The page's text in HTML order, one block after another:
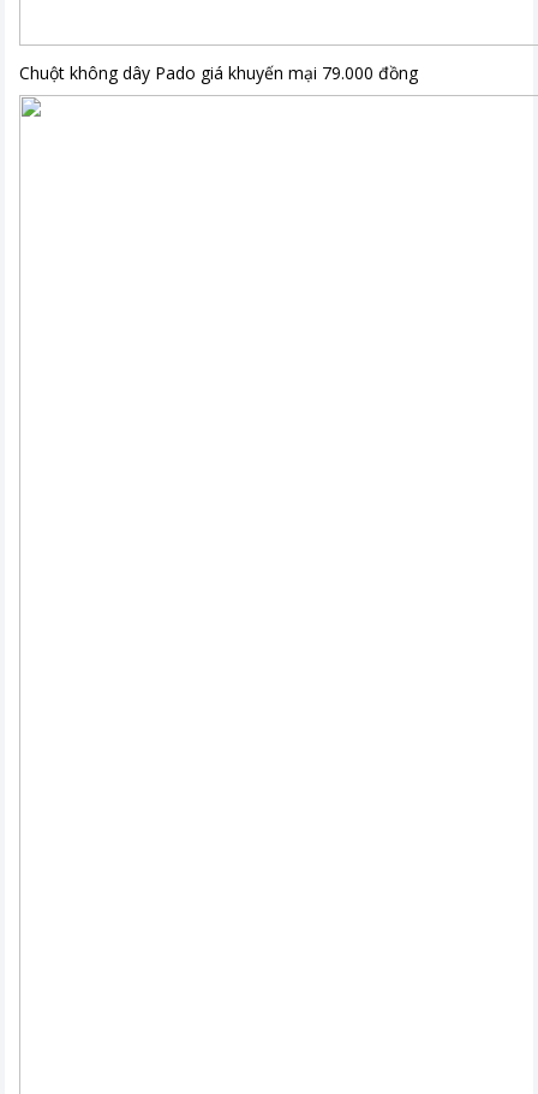
Chuột không dây Pado giá khuyến mại 79.000 đồng